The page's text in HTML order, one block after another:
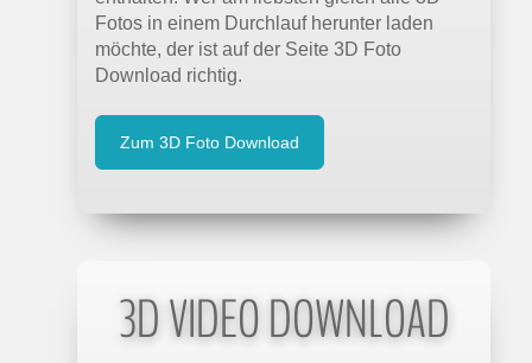
Fotos in einem Durchlauf herunter laden
möchte, der ist auf der Seite 3D Foto
Download richtig.
Zum 3D Foto Download
3D VIDEO DOWNLOAD